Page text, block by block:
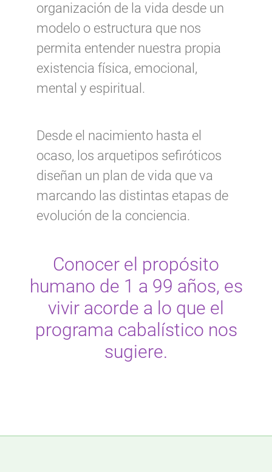
organización de la vida desde un
modelo o estructura que nos
permita entender nuestra propia
existencia física, emocional,
mental y espiritual.
Desde el nacimiento hasta el
ocaso, los arquetipos sefiróticos
diseñan un plan de vida que va
marcando las distintas etapas de
evolución de la conciencia.
Conocer el propósito
humano de 1 a 99 años, es
vivir acorde a lo que el
programa cabalístico nos
sugiere.